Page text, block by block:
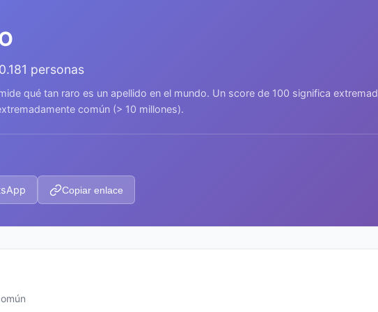
personas
qué tan raro es un apellido en el mundo. Un score de 100 significa
común (> 10 millones).
Copiar enlace